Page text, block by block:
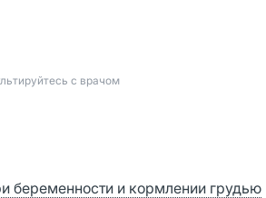
с врачом
беременности и кормлении грудью